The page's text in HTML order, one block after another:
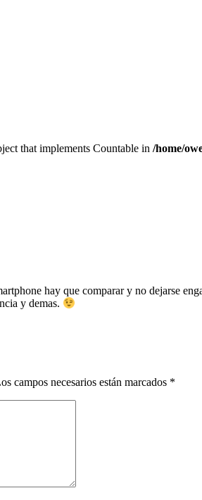
that implements Countable in/home/
hay que comparar y no dejarse
y demas.
campos necesarios están marcados *